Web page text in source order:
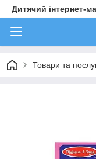
Дитячий інтернет-
Товари та